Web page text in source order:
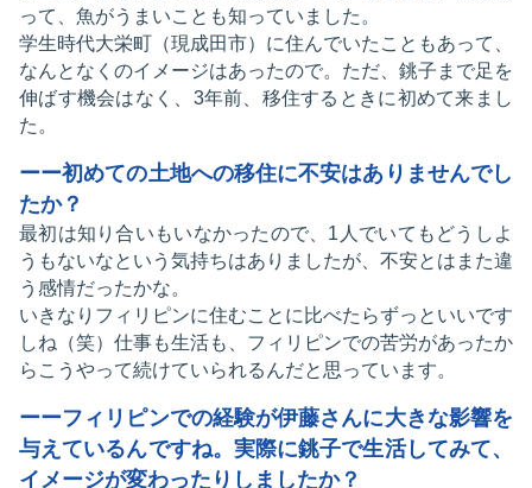
って、魚がうまいことも知っていました。
学生時代大栄町（現成田市）に住んでいたこともあって、
なんとなくのイメージはあったので。ただ、銚子まで足を
伸ばす機会はなく、3年前、移住するときに初めて来まし
た。
ーー初めての土地への移住に不安はありませんでし
たか？
最初は知り合いもいなかったので、1人でいてもどうしよ
うもないなという気持ちはありましたが、不安とはまた違
う感情だったかな。
いきなりフィリピンに住むことに比べたらずっといいです
しね（笑）仕事も生活も、フィリピンでの苦労があったか
らこうやって続けていられるんだと思っています。
ーーフィリピンでの経験が伊藤さんに大きな影響を
与えているんですね。実際に銚子で生活してみて、
イメージが変わったりしましたか？